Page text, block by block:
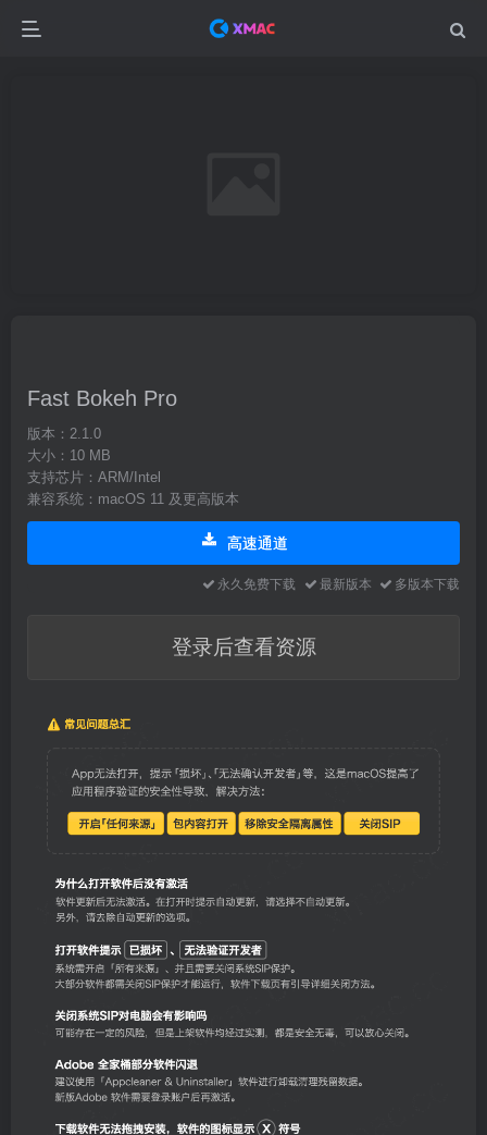
Fast Bokeh Pro
版本：2.1.0
大小：10 MB
支持芯片：ARM/Intel
兼容系统：macOS 11 及更高版本
高速通道
永久免费下载 最新版本 多版本下载
登录后查看资源